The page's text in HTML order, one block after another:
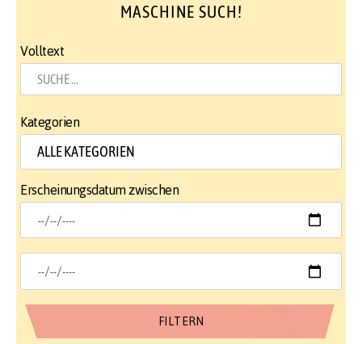
MASCHINE SUCH!
Volltext
Kategorien
Erscheinungsdatum zwischen